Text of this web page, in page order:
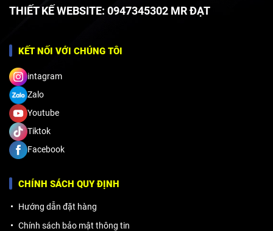
THIẾT KẾ WEBSITE: 0947345302 MR ĐẠT
KẾT NỐI VỚI CHÚNG TÔI
intagram
Zalo
Youtube
Tiktok
Facebook
CHÍNH SÁCH QUY ĐỊNH
Hướng dẫn đặt hàng
Chính sách bảo mật thông tin